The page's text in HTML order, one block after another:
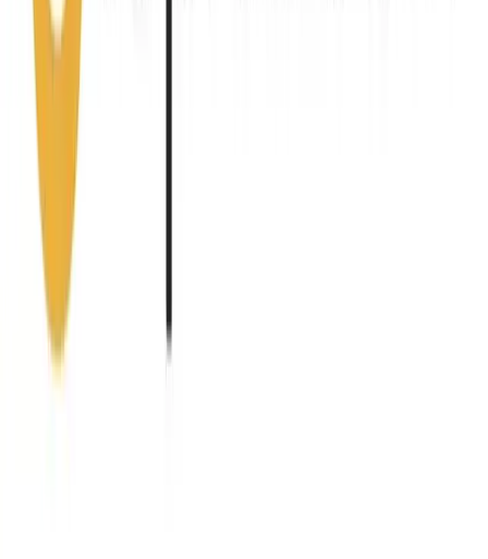
Filtrera enkelt på kategori, dimension och storlek för att hitta
precis den
Vanliga frågor om
Var kan jag köpa Suprabeam billigt?
Hos VVSOutlet hittar du 4+ Suprabeam-produkter till
outlet-priser. Vi är Sveriges största VVS-outlet med butik i
Sundbyberg, Stockholm och fri frakt på alla beställningar.
Vilka Suprabeam-produkter säljer VVSOutlet?
Vi har ett brett sortiment av Suprabeam inom VVS och
badrum. Alla produkter är nya och säljs till kraftigt
reducerade priser jämfört med ordinarie listpris.
Har VVSOutlet en fysisk butik för Suprabeam?